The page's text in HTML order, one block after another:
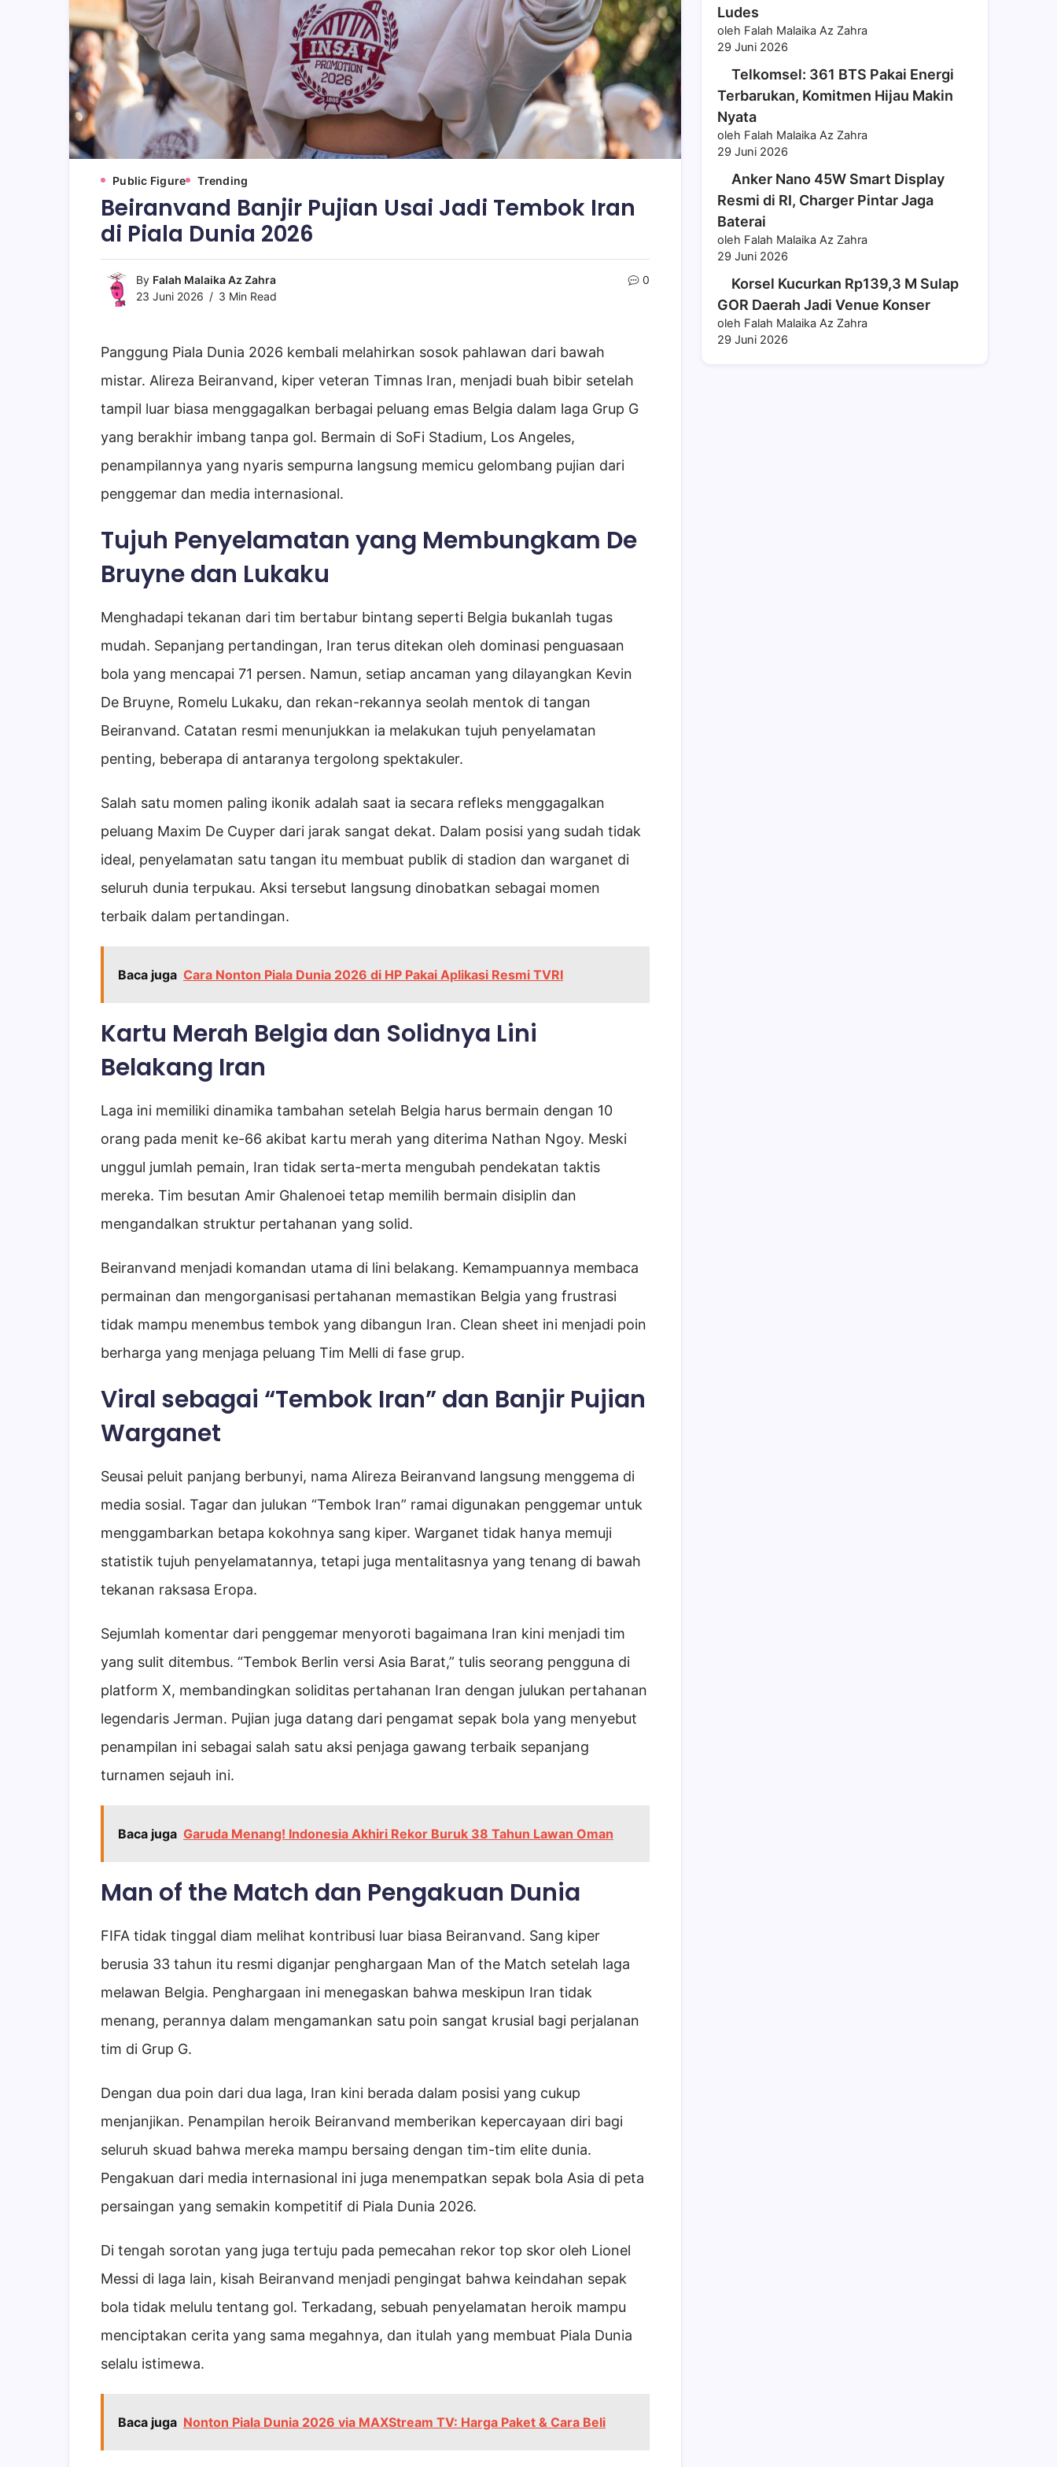
Public Figure Trending
Beiranvand Banjir Pujian Usai Jadi Tembok Iran
di Piala Dunia 2026
By Falah Malaika Az Zahra
23 Juni 2026
3 Min Read
0
Panggung Piala Dunia 2026 kembali melahirkan sosok pahlawan dari bawah
mistar. Alireza Beiranvand, kiper veteran Timnas Iran, menjadi buah bibir setelah
tampil luar biasa menggagalkan berbagai peluang emas Belgia dalam laga Grup G
yang berakhir imbang tanpa gol. Bermain di SoFi Stadium, Los Angeles,
penampilannya yang nyaris sempurna langsung memicu gelombang pujian dari
penggemar dan media internasional.
Tujuh Penyelamatan yang Membungkam De
Bruyne dan Lukaku
Menghadapi tekanan dari tim bertabur bintang seperti Belgia bukanlah tugas
mudah. Sepanjang pertandingan, Iran terus ditekan oleh dominasi penguasaan
bola yang mencapai 71 persen. Namun, setiap ancaman yang dilayangkan Kevin
De Bruyne, Romelu Lukaku, dan rekan-rekannya seolah mentok di tangan
Beiranvand. Catatan resmi menunjukkan ia melakukan tujuh penyelamatan
penting, beberapa di antaranya tergolong spektakuler.
Salah satu momen paling ikonik adalah saat ia secara refleks menggagalkan
peluang Maxim De Cuyper dari jarak sangat dekat. Dalam posisi yang sudah tidak
ideal, penyelamatan satu tangan itu membuat publik di stadion dan warganet di
seluruh dunia terpukau. Aksi tersebut langsung dinobatkan sebagai momen
terbaik dalam pertandingan.
Baca juga Cara Nonton Piala Dunia 2026 di HP Pakai Aplikasi Resmi TVRI
Kartu Merah Belgia dan Solidnya Lini
Belakang Iran
Laga ini memiliki dinamika tambahan setelah Belgia harus bermain dengan 10
orang pada menit ke-66 akibat kartu merah yang diterima Nathan Ngoy. Meski
unggul jumlah pemain, Iran tidak serta-merta mengubah pendekatan taktis
mereka. Tim besutan Amir Ghalenoei tetap memilih bermain disiplin dan
mengandalkan struktur pertahanan yang solid.
Beiranvand menjadi komandan utama di lini belakang. Kemampuannya membaca
permainan dan mengorganisasi pertahanan memastikan Belgia yang frustrasi
tidak mampu menembus tembok yang dibangun Iran. Clean sheet ini menjadi poin
berharga yang menjaga peluang Tim Melli di fase grup.
Viral sebagai “Tembok Iran” dan Banjir Pujian
Warganet
Seusai peluit panjang berbunyi, nama Alireza Beiranvand langsung menggema di
media sosial. Tagar dan julukan “Tembok Iran” ramai digunakan penggemar untuk
menggambarkan betapa kokohnya sang kiper. Warganet tidak hanya memuji
statistik tujuh penyelamatannya, tetapi juga mentalitasnya yang tenang di bawah
tekanan raksasa Eropa.
Sejumlah komentar dari penggemar menyoroti bagaimana Iran kini menjadi tim
yang sulit ditembus. “Tembok Berlin versi Asia Barat,” tulis seorang pengguna di
platform X, membandingkan soliditas pertahanan Iran dengan julukan pertahanan
legendaris Jerman. Pujian juga datang dari pengamat sepak bola yang menyebut
penampilan ini sebagai salah satu aksi penjaga gawang terbaik sepanjang
turnamen sejauh ini.
Baca juga Garuda Menang! Indonesia Akhiri Rekor Buruk 38 Tahun Lawan Oman
Man of the Match dan Pengakuan Dunia
FIFA tidak tinggal diam melihat kontribusi luar biasa Beiranvand. Sang kiper
berusia 33 tahun itu resmi diganjar penghargaan Man of the Match setelah laga
melawan Belgia. Penghargaan ini menegaskan bahwa meskipun Iran tidak
menang, perannya dalam mengamankan satu poin sangat krusial bagi perjalanan
tim di Grup G.
Dengan dua poin dari dua laga, Iran kini berada dalam posisi yang cukup
menjanjikan. Penampilan heroik Beiranvand memberikan kepercayaan diri bagi
seluruh skuad bahwa mereka mampu bersaing dengan tim-tim elite dunia.
Pengakuan dari media internasional ini juga menempatkan sepak bola Asia di peta
persaingan yang semakin kompetitif di Piala Dunia 2026.
Di tengah sorotan yang juga tertuju pada pemecahan rekor top skor oleh Lionel
Messi di laga lain, kisah Beiranvand menjadi pengingat bahwa keindahan sepak
bola tidak melulu tentang gol. Terkadang, sebuah penyelamatan heroik mampu
menciptakan cerita yang sama megahnya, dan itulah yang membuat Piala Dunia
selalu istimewa.
Baca juga Nonton Piala Dunia 2026 via MAXStream TV: Harga Paket & Cara Beli
Ludes
oleh Falah Malaika Az Zahra
29 Juni 2026
Telkomsel: 361 BTS Pakai Energi
Terbarukan, Komitmen Hijau Makin
Nyata
oleh Falah Malaika Az Zahra
29 Juni 2026
Anker Nano 45W Smart Display
Resmi di RI, Charger Pintar Jaga
Baterai
oleh Falah Malaika Az Zahra
29 Juni 2026
Korsel Kucurkan Rp139,3 M Sulap
GOR Daerah Jadi Venue Konser
oleh Falah Malaika Az Zahra
29 Juni 2026